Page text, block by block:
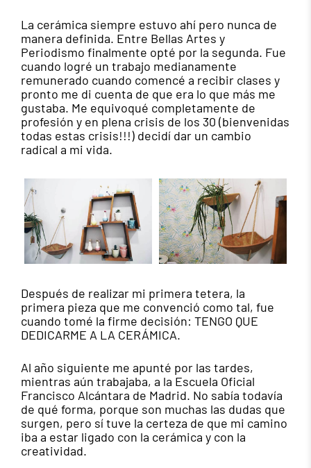
La cerámica siempre estuvo ahí pero nunca de
manera definida. Entre Bellas Artes y
Periodismo finalmente opté por la segunda. Fue
cuando logré un trabajo medianamente
remunerado cuando comencé a recibir clases y
pronto me di cuenta de que era lo que más me
gustaba. Me equivoqué completamente de
profesión y en plena crisis de los 30 (bienvenidas
todas estas crisis!!!) decidí dar un cambio
radical a mi vida.
Después de realizar mi primera tetera, la
primera pieza que me convenció como tal, fue
cuando tomé la firme decisión: TENGO QUE
DEDICARME A LA CERÁMICA.
Al año siguiente me apunté por las tardes,
mientras aún trabajaba, a la Escuela Oficial
Francisco Alcántara de Madrid. No sabía todavía
de qué forma, porque son muchas las dudas que
surgen, pero sí tuve la certeza de que mi camino
iba a estar ligado con la cerámica y con la
creatividad.